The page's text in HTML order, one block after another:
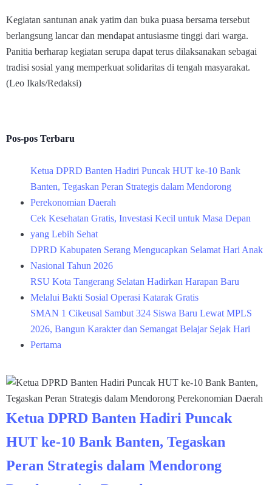
Kegiatan santunan anak yatim dan buka puasa bersama tersebut
berlangsung lancar dan mendapat antusiasme tinggi dari warga.
Panitia berharap kegiatan serupa dapat terus dilaksanakan sebagai
tradisi sosial yang memperkuat solidaritas di tengah masyarakat.
(Leo Ikals/Redaksi)
Pos-pos Terbaru
Ketua DPRD Banten Hadiri Puncak HUT ke-10 Bank
Banten, Tegaskan Peran Strategis dalam Mendorong
Perekonomian Daerah
Cek Kesehatan Gratis, Investasi Kecil untuk Masa Depan
yang Lebih Sehat
DPRD Kabupaten Serang Mengucapkan Selamat Hari Anak
Nasional Tahun 2026
RSU Kota Tangerang Selatan Hadirkan Harapan Baru
Melalui Bakti Sosial Operasi Katarak Gratis
SMAN 1 Cikeusal Sambut 324 Siswa Baru Lewat MPLS
2026, Bangun Karakter dan Semangat Belajar Sejak Hari
Pertama
Ketua DPRD Banten Hadiri Puncak
HUT ke-10 Bank Banten, Tegaskan
Peran Strategis dalam Mendorong